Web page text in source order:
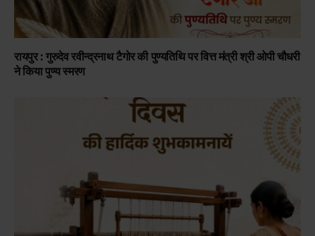
रायपुर : गुरुदेव रवीन्द्रनाथ टैगोर की पुण्यतिथि पर वित्त मंत्री श्री ओपी चौधरी
ने किया पुण्य स्मरण